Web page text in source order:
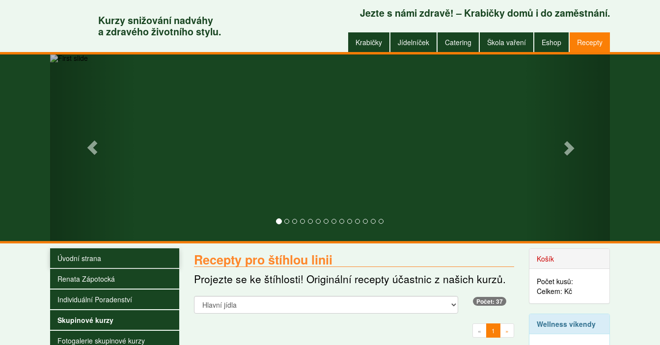
Kurzy snižování nadváhy
a zdravého životního stylu.
Jezte s námi zdravě! – Krabičky domů i do zaměstnání.
Krabičky Jídelníček Catering Škola vaření Eshop Recepty
Krabičky do zaměstnání i do domu.
Úvodní strana
Renata Zápotocká
Individuální Poradenství
Skupinové kurzy
Fotogalerie skupinové kurzy
Recepty pro štíhlou linii
Projezte se ke štíhlosti! Originální recepty účastnic z našich kurzů.
Počet: 37
« 1 »
Košík
Počet kusů:
Celkem: Kč
Wellness víkendy